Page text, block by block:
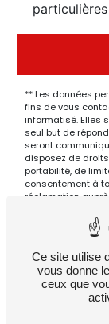
** Les données
fins de vous
informatisé. Elles
seul but de
seront
disposez de
portabilité, de
consentement à
réclamation
le sort de vos
droits par voie
l'adresse . Un
conservons vos
puis pendant la
de gestion des
la liste
cette adresse:
Ce site utilise
vous donne
ceux que